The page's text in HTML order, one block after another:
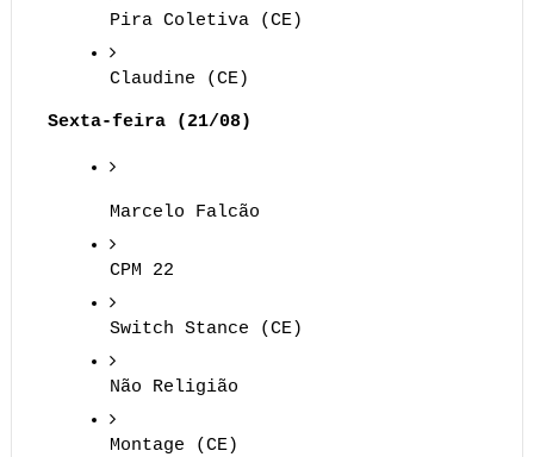
Pira Coletiva (CE)
Claudine (CE)
Sexta-feira (21/08)
Marcelo Falcão
CPM 22
Switch Stance (CE)
Não Religião
Montage (CE)